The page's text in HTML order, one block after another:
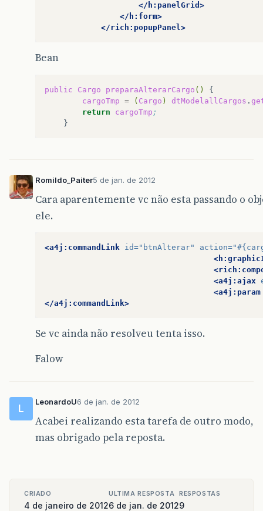
</h:panelGrid>
</h:form>
</rich:popupPanel>
Bean
public Cargo preparaAlterarCargo ()
cargoTmp = ( Cargo ) dtModelallCargos .
return
cargoTmp ;
Romildo_Paiter5 de jan. de 2012
Cara aparentemente vc não esta passando o
ele.
<a4j:commandLink id="btnAlterar" action=
<a4j:ajax
<a4j:param
</a4j:commandLink>
Se vc ainda não resolveu tenta isso.
Falow
L
LeonardoU6 de jan. de 2012
Acabei realizando esta tarefa de outro modo,
mas obrigado pela reposta.
CRIADO
4 de janeiro de 2012
ULTIMA RESPOSTA
6 de jan. de 2012
RESPOSTAS
9